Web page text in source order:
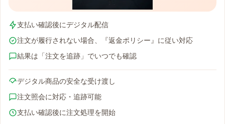
支払い確認後にデジタル配信
注文が履行されない場合、『返金ポリシー』に従い対応
結果は「注文を追跡」でいつでも確認
デジタル商品の安全な受け渡し
注文照会に対応・追跡可能
支払い確認後に注文処理を開始